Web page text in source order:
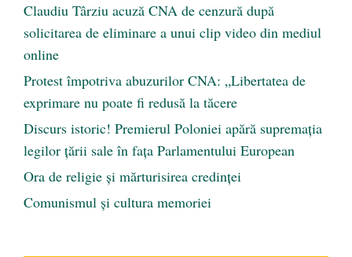
Claudiu Târziu acuză CNA de cenzură după
solicitarea de eliminare a unui clip video din mediul
online
Protest împotriva abuzurilor CNA: „Libertatea de
exprimare nu poate fi redusă la tăcere
Discurs istoric! Premierul Poloniei apără supremația
legilor țării sale în fața Parlamentului European
Ora de religie şi mărturisirea credinţei
Comunismul şi cultura memoriei